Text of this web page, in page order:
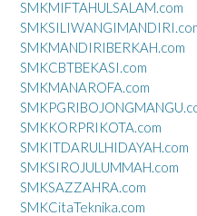
SMKMIFTAHULSALAM.com
SMKMANDIRIBERKAH.com
SMKCBTBEKASI.com
SMKMANAROFA.com
SMKKORPRIKOTA.com
SMKITDARULHIDAYAH.com
SMKSIROJULUMMAH.com
SMKSAZZAHRA.com
SMKCitaTeknika.com